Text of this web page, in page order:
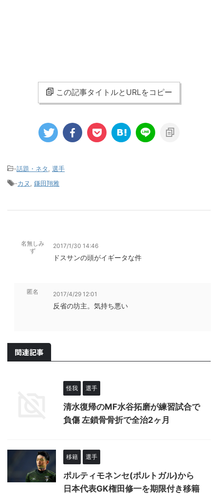
この記事タイトルとURLをコピー
-話題・ネタ
選手
-カヌ 鎌田翔雅
名無しみ
ず
2017/1/30 14:46
ドスサンの頭がイギータな件
匿名 2017/4/29 12:01
反省の坊主。気持ち悪い
関連記事
怪我 選手
清水復帰のMF水谷拓磨が練習試合で
負傷 左鎖骨骨折で全治2ヶ月
移籍 選手
ポルティモネンセ(ポルトガル)から
日本代表GK権田修一を期限付き移籍